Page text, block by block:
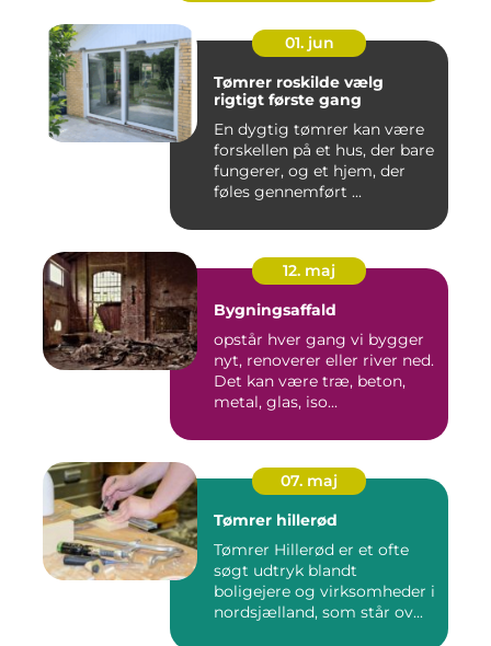
01. jun
Tømrer roskilde vælg
rigtigt første gang
En dygtig tømrer kan være
forskellen på et hus, der bare
fungerer, og et hjem, der
føles gennemført ...
12. maj
Bygningsaffald
opstår hver gang vi bygger
nyt, renoverer eller river ned.
Det kan være træ, beton,
metal, glas, iso...
07. maj
Tømrer hillerød
Tømrer Hillerød er et ofte
søgt udtryk blandt
boligejere og virksomheder i
nordsjælland, som står ov...